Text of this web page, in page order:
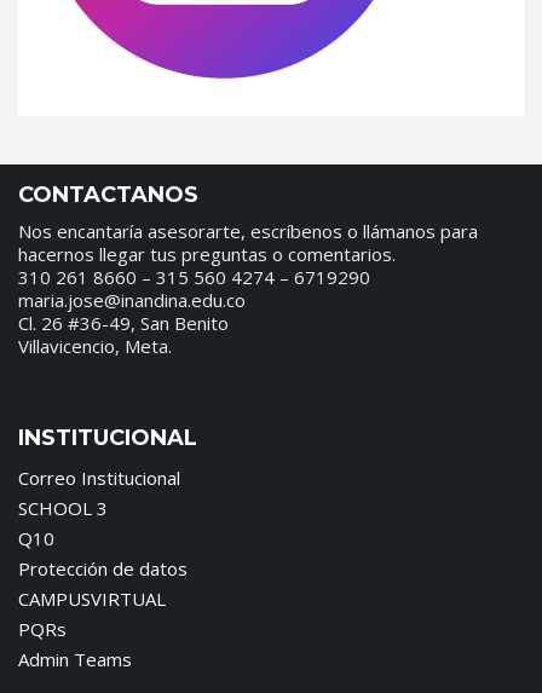
CONTACTANOS
Nos encantaría asesorarte, escríbenos o llámanos para
hacernos llegar tus preguntas o comentarios.
310 261 8660 – 315 560 4274 – 6719290
maria.jose@inandina.edu.co
Cl. 26 #36-49, San Benito
Villavicencio, Meta.
INSTITUCIONAL
Correo Institucional
SCHOOL 3
Q10
Protección de datos
CAMPUSVIRTUAL
PQRs
Admin Teams